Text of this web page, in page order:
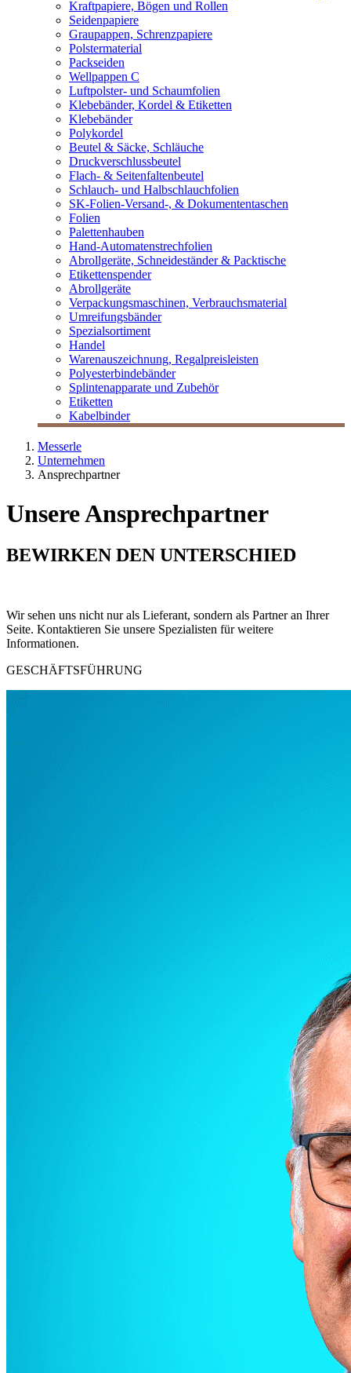
Kraftpapiere, Bögen und Rollen
Seidenpapiere
Graupappen, Schrenzpapiere
Polstermaterial
Packseiden
Wellpappen C
Luftpolster- und Schaumfolien
Klebebänder, Kordel & Etiketten
Klebebänder
Polykordel
Beutel & Säcke, Schläuche
Druckverschlussbeutel
Flach- & Seitenfaltenbeutel
Schlauch- und Halbschlauchfolien
SK-Folien-Versand-, & Dokumententaschen
Folien
Palettenhauben
Hand-Automatenstrechfolien
Abrollgeräte, Schneideständer & Packtische
Etikettenspender
Abrollgeräte
Verpackungsmaschinen, Verbrauchsmaterial
Umreifungsbänder
Spezialsortiment
Handel
Warenauszeichnung, Regalpreisleisten
Polyesterbindebänder
Splintenapparate und Zubehör
Etiketten
Kabelbinder
Messerle
Unternehmen
Ansprechpartner
Unsere Ansprechpartner
BEWIRKEN DEN UNTERSCHIED
Wir sehen uns nicht nur als Lieferant, sondern als Partner an Ihrer
Seite. Kontaktieren Sie unsere Spezialisten für weitere
Informationen.
GESCHÄFTSFÜHRUNG